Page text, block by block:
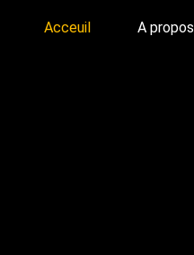
Acceuil A propos